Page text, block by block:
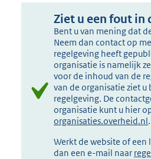
Ziet u een fout in
Bent u van mening dat
Neem dan contact op
regelgeving heeft
organisatie is namelijk
voor de inhoud van de
van de organisatie ziet u
regelgeving. De
organisatie kunt u hier
organisaties.overheid.nl.
Werkt de website of een
dan een e-mail naar